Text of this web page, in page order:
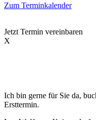
Zum Terminkalender
Jetzt Termin vereinbaren
X
Ich bin gerne für Sie da,
Ersttermin.